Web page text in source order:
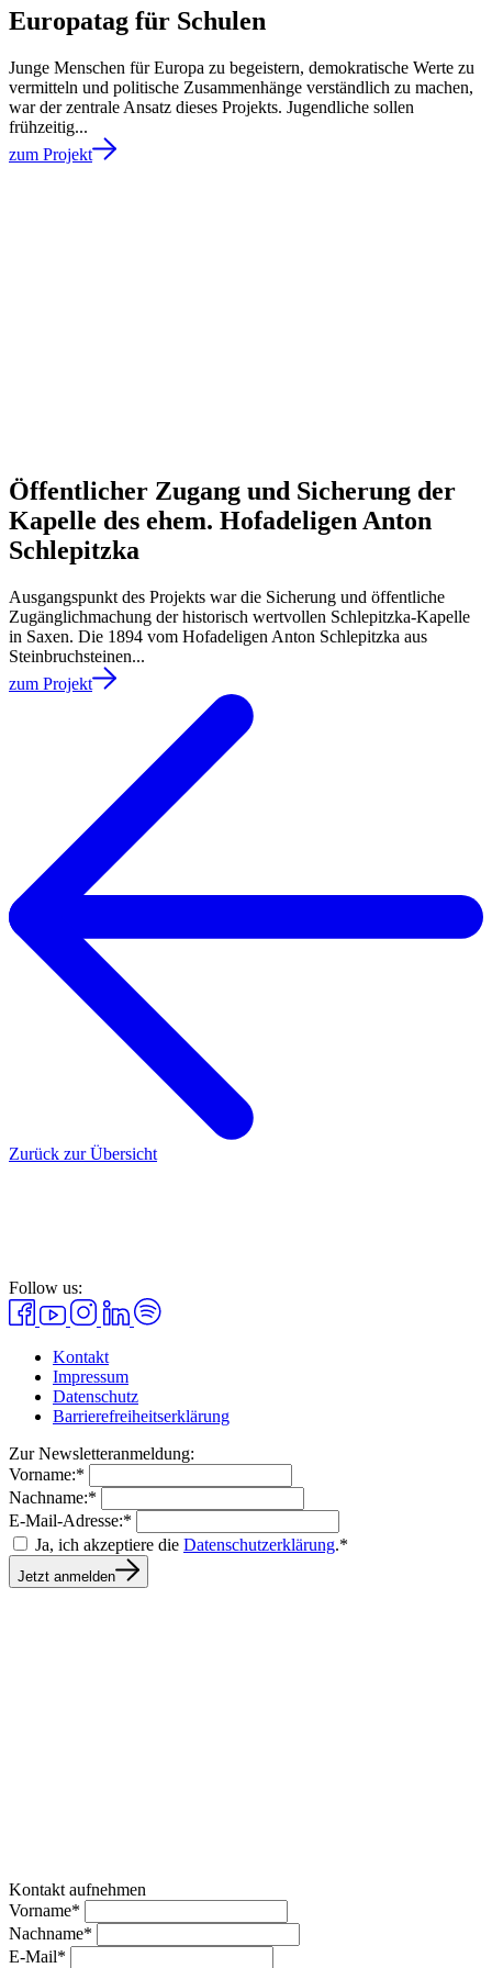
Europatag für Schulen
Junge Menschen für Europa zu begeistern, demokratische Werte zu
vermitteln und politische Zusammenhänge verständlich zu machen,
war der zentrale Ansatz dieses Projekts. Jugendliche sollen
frühzeitig...
zum Projekt
Öffentlicher Zugang und Sicherung der
Kapelle des ehem. Hofadeligen Anton
Schlepitzka
Ausgangspunkt des Projekts war die Sicherung und öffentliche
Zugänglichmachung der historisch wertvollen Schlepitzka-Kapelle
in Saxen. Die 1894 vom Hofadeligen Anton Schlepitzka aus
Steinbruchsteinen...
zum Projekt
Zurück zur Übersicht
Follow us:
Kontakt
Impressum
Datenschutz
Barrierefreiheitserklärung
Zur Newsletteranmeldung:
Vorname:*
Nachname:*
E-Mail-Adresse:*
Ja, ich akzeptiere die Datenschutzerklärung.*
Jetzt anmelden
Kontakt aufnehmen
Vorname*
Nachname*
E-Mail*